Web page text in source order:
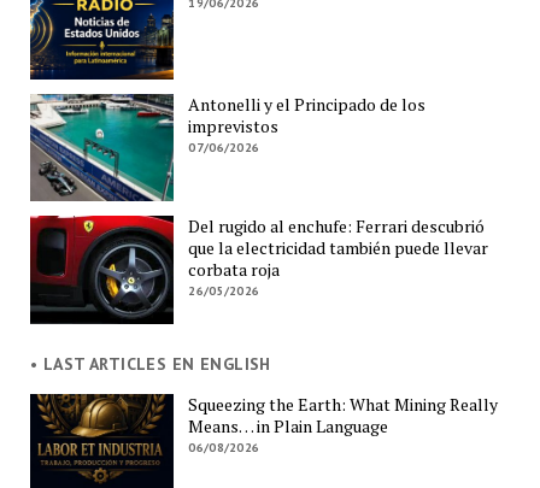
Antonelli y el Principado de los
imprevistos
07/06/2026
Del rugido al enchufe: Ferrari descubrió
que la electricidad también puede llevar
corbata roja
26/05/2026
• LAST ARTICLES EN ENGLISH
Squeezing the Earth: What Mining Really
Means… in Plain Language
06/08/2026